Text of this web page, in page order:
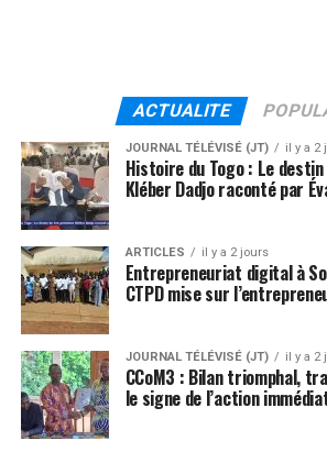
ACTUALITE
JOURNAL TÉLÉVISÉ (JT) il y a 2
Histoire du Togo : Le
Kléber Dadjo raconté par
ARTICLES il y a 2 jours
Entrepreneuriat digital à
CTPD mise sur
JOURNAL TÉLÉVISÉ (JT) il y a 2
CCoM3 : Bilan triomphal,
le signe de l’action